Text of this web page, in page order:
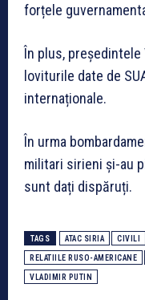
forțele
În plus,
loviturile date de
internaționale.
În urma
militari sirieni și-au
sunt dați dispăruți.
TAGS ATAC SIRIA CIVILI
RELATIILE RUSO-AMERICANE
VLADIMIR PUTIN